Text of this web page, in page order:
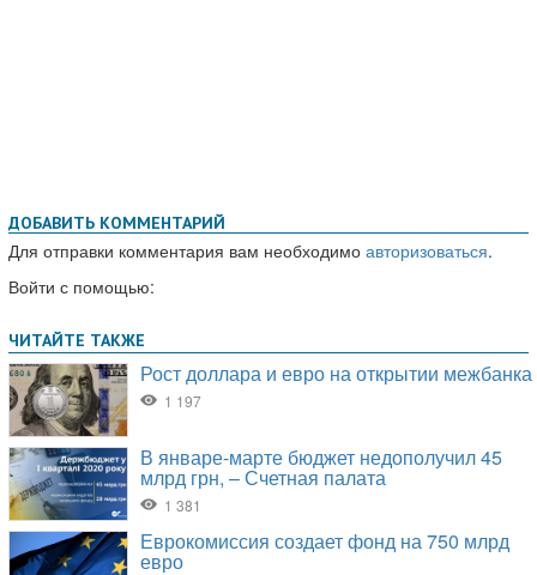
ДОБАВИТЬ КОММЕНТАРИЙ
Для отправки комментария вам необходимо авторизоваться.
Войти с помощью: